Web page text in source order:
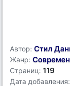
Автор: Стил
Жанр:
Страниц: 119
Дата добавления: